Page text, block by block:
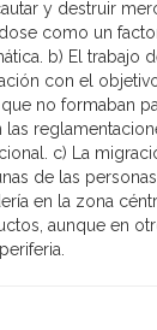
y destruir
como un
b) El trabajo
con el
no formaban
c) La
de las
en la zona
aunque en